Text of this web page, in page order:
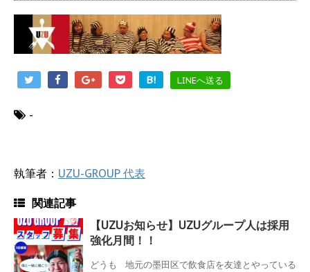
B! LINEへ送る
-
執筆者： UZU-GROUP 代表
関連記事
【UZUお知らせ】UZUグループ人は採用
強化月間！！
どうも 地元の墨田区で飲食店を友達とやっている